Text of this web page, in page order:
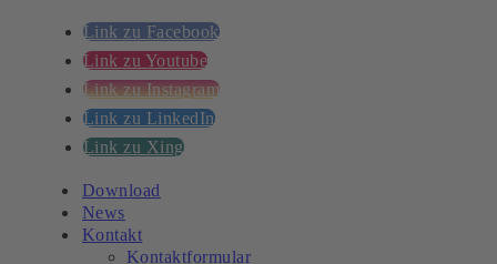
Link zu Facebook
Link zu Youtube
Link zu Instagram
Link zu LinkedIn
Link zu Xing
Download
News
Kontakt
Kontaktformular